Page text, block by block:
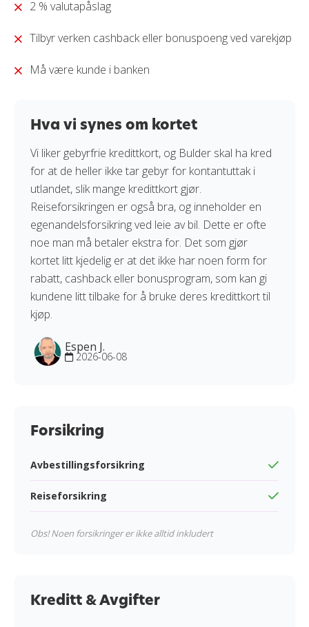
2 % valutapåslag
Tilbyr verken cashback eller bonuspoeng ved varekjøp
Må være kunde i banken
Hva vi synes om kortet
Vi liker gebyrfrie kredittkort, og Bulder skal ha kred
for at de heller ikke tar gebyr for kontantuttak i
utlandet, slik mange kredittkort gjør.
Reiseforsikringen er også bra, og inneholder en
egenandelsforsikring ved leie av bil. Dette er ofte
noe man må betaler ekstra for. Det som gjør
kortet litt kjedelig er at det ikke har noen form for
rabatt, cashback eller bonusprogram, som kan gi
kundene litt tilbake for å bruke deres kredittkort til
kjøp.
Espen J.
2026-06-08
Forsikring
Avbestillingsforsikring
Reiseforsikring
Obs! Noen forsikringer er ikke alltid inkludert
Kreditt & Avgifter